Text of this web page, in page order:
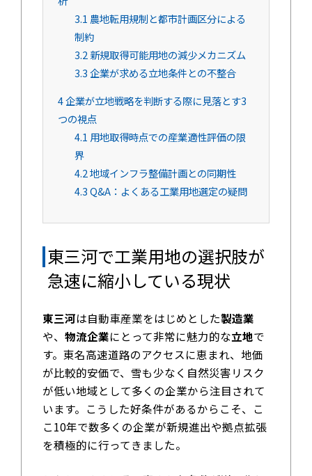
3.1 農地転用規制と都市計画区分による
制約
3.2新規取得可能用地の減少メカニズム
3.3企業が求める立地条件との不整合
4企業が立地戦略を判断する際に見落とす3
つの視点
4.1 用地取得時点での産業適性評価の限
界
4.2地域インフラ整備計画との同期性
4.3Q&A：よくある工業用地選定の疑問
東三河で工業用地の選択肢が
急速に縮小している現状
東三河は自動車産業をはじめとした製造業
や、 物流企業にとって非常に魅力的な立地で
す。東名高速道路のアクセスに恵まれ、地価
が比較的安価で、雪も少なく自然災害リスク
が低い地域として多くの企業から注目されて
います。こうした好条件があるからこそ、こ
こ10年で数多くの企業が新規進出や拠点拡張
を積極的に行ってきました。